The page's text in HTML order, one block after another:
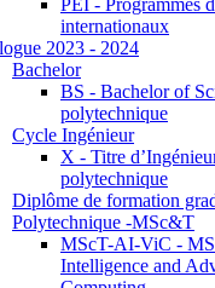
PEI - Programmes
internationaux
2023 - 2024
Bachelor
BS - Bachelor of
polytechnique
Cycle Ingénieur
X - Titre
polytechnique
Diplôme de formation
Polytechnique -MSc&T
MScT-AI-ViC -
Intelligence and